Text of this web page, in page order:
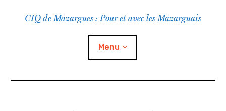
CIQ de Mazargues : Pour et avec les Mazarguais
Menu